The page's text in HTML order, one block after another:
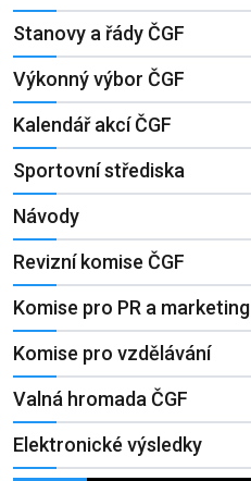
Stanovy a řády ČGF
Výkonný výbor ČGF
Kalendář akcí ČGF
Sportovní střediska
Návody
Revizní komise ČGF
Komise pro PR a marketing
Komise pro vzdělávání
Valná hromada ČGF
Elektronické výsledky